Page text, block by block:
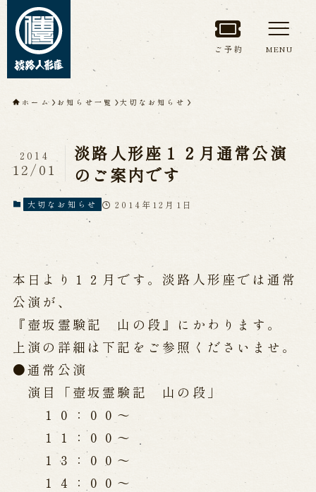
トップページ
淡路人形座について
淡路人形座とは
座員紹介
人間国宝 故鶴澤友路師匠
淡路人形座の成り立ち
淡路人形座で研修した人々
淡路人形浄瑠璃を受け継いで
公演情報
公演カレンダー
開催中の公演
近日開催の公演
出張公演
海外旅行客向け特別公演「くにうみ」
ご予約 MENU
ホーム お知らせ一覧 大切なお知らせ
淡路人形座１２月通常公演
のご案内です
2014
12/01
大切なお知らせ 2014年12月1日
本日より１２月です。淡路人形座では通常
公演が、
『壺坂霊験記 山の段』にかわります。
上演の詳細は下記をご参照くださいませ。
●通常公演
演目「壺坂霊験記 山の段」
１０：００～
１１：００～
１３：００～
１４：００～